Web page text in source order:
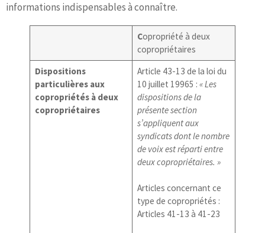
informations indispensables à connaître.
Copropriété à deux
copropriétaires
Dispositions
particulières aux
copropriétés à deux
copropriétaires
Article 43-13 de la loi du
10 juillet 19965 : « Les
dispositions de la
présente section
s’appliquent aux
syndicats dont le nombre
de voix est réparti entre
deux copropriétaires. »
Articles concernant ce
type de copropriétés :
Articles 41-13 à 41-23